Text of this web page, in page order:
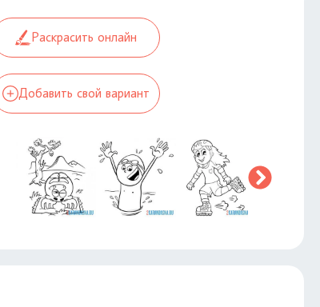
Раскрасить онлайн
Добавить свой вариант